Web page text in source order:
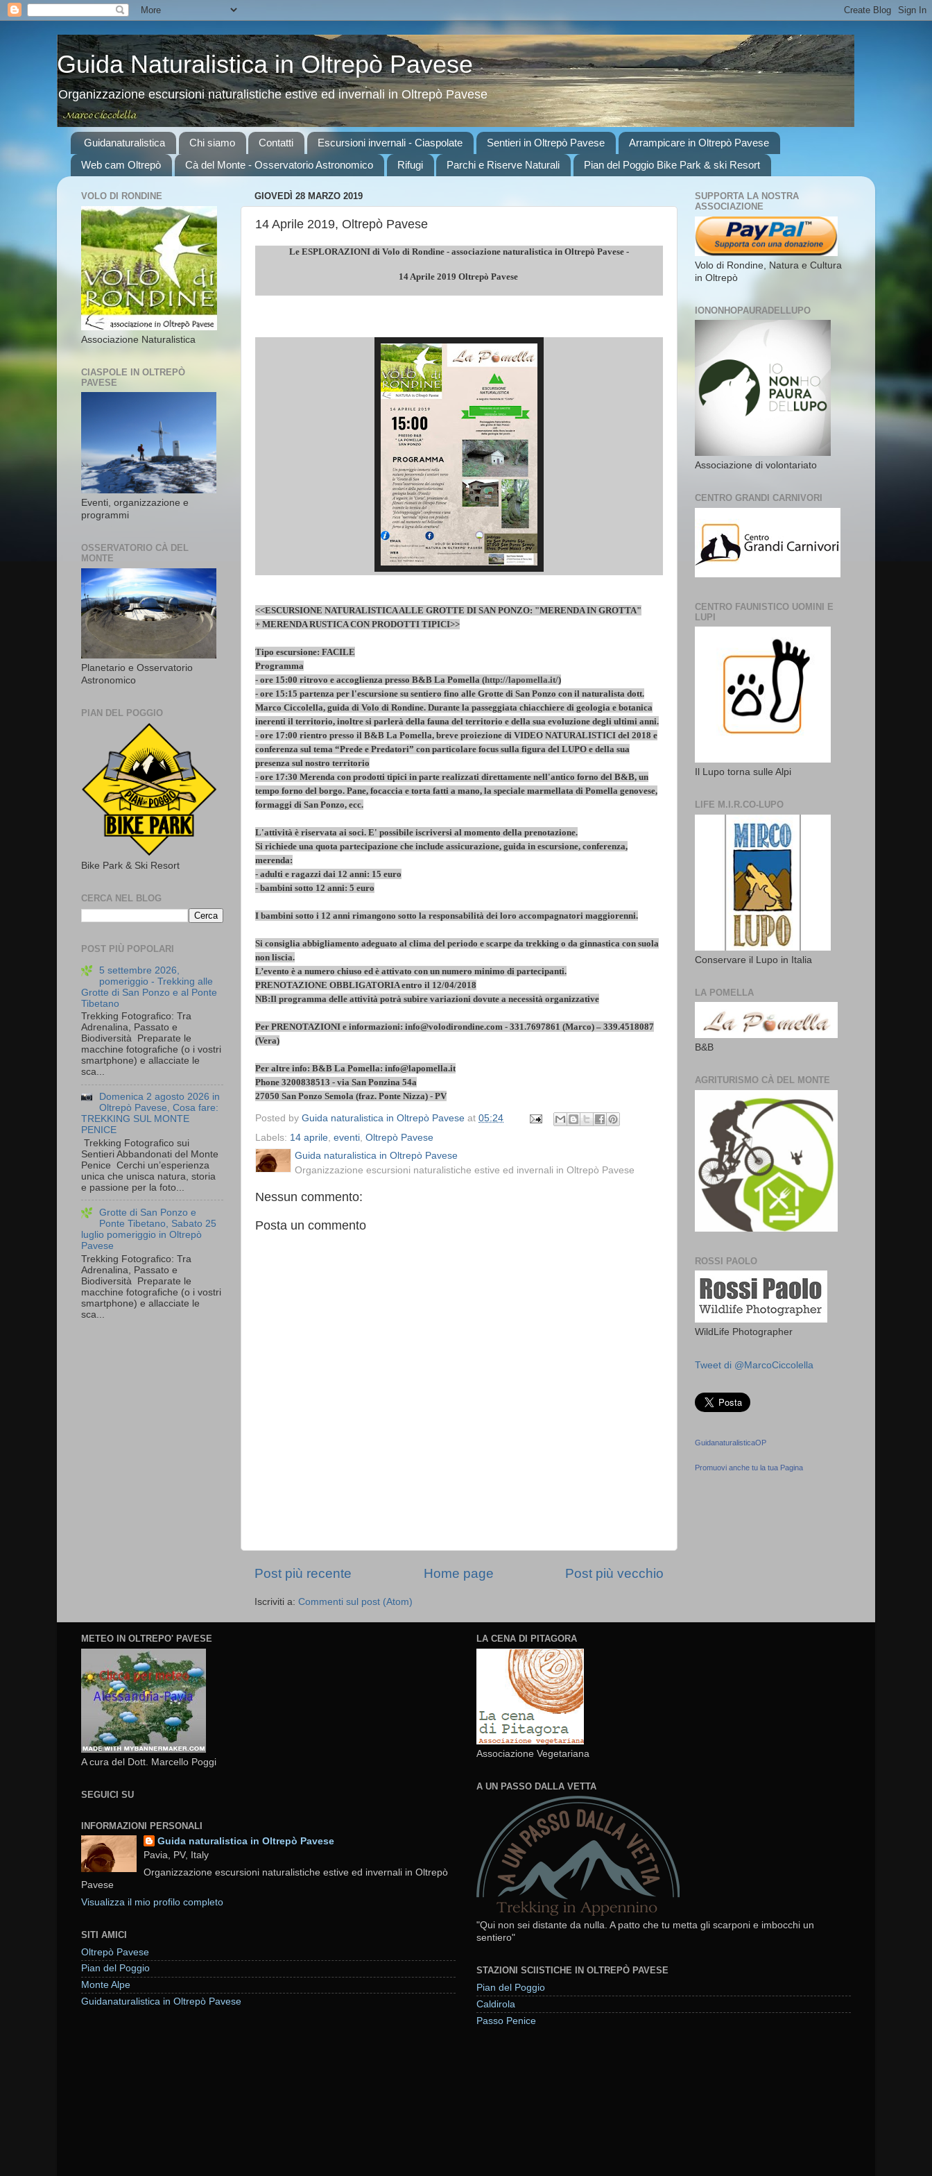
Guida Naturalistica in Oltrepò Pavese
Organizzazione escursioni naturalistiche estive ed invernali in Oltrepò Pavese
Guidanaturalistica Chi siamo Contatti Escursioni invernali - Ciaspolate Sentieri in Oltrepò Pavese
Arrampicare in Oltrepò Pavese
Web cam Oltrepò
Cà del Monte - Osservatorio Astronomico Rifugi Parchi e Riserve Naturali Pian del Poggio Bike Park & ski Resort
GIOVEDÌ 28 MARZO 2019
14 Aprile 2019, Oltrepò Pavese
Le ESPLORAZIONI di Volo di Rondine - associazione naturalistica in Oltrepò Pavese -
14 Aprile 2019 Oltrepò Pavese
<<ESCURSIONE NATURALISTICA ALLE GROTTE DI SAN PONZO: "MERENDA IN GROTTA"
+ MERENDA RUSTICA CON PRODOTTI TIPICI>>
Tipo escursione: FACILE
Programma
- ore 15:00 ritrovo e accoglienza presso B&B La Pomella (http://lapomella.it/)
- ore 15:15 partenza per l'escursione su sentiero fino alle Grotte di San Ponzo con il naturalista dott.
Marco Ciccolella, guida di Volo di Rondine. Durante la passeggiata chiacchiere di geologia e botanica
inerenti il territorio, inoltre si parlerà della fauna del territorio e della sua evoluzione degli ultimi anni.
- ore 17:00 rientro presso il B&B La Pomella, breve proiezione di VIDEO NATURALISTICI del 2018 e
conferenza sul tema “Prede e Predatori” con particolare focus sulla figura del LUPO e della sua
presenza sul nostro territorio
- ore 17:30 Merenda con prodotti tipici in parte realizzati direttamente nell'antico forno del B&B, un
tempo forno del borgo. Pane, focaccia e torta fatti a mano, la speciale marmellata di Pomella genovese,
formaggi di San Ponzo, ecc.
L'attività è riservata ai soci. E' possibile iscriversi al momento della prenotazione.
Si richiede una quota partecipazione che include assicurazione, guida in escursione, conferenza,
merenda:
- adulti e ragazzi dai 12 anni: 15 euro
- bambini sotto 12 anni: 5 euro
I bambini sotto i 12 anni rimangono sotto la responsabilità dei loro accompagnatori maggiorenni.
Si consiglia abbigliamento adeguato al clima del periodo e scarpe da trekking o da ginnastica con suola
non liscia.
L’evento è a numero chiuso ed è attivato con un numero minimo di partecipanti.
PRENOTAZIONE OBBLIGATORIA entro il 12/04/2018
NB:Il programma delle attività potrà subire variazioni dovute a necessità organizzative
Per PRENOTAZIONI e informazioni: info@volodirondine.com - 331.7697861 (Marco) – 339.4518087
(Vera)
Per altre info: B&B La Pomella: info@lapomella.it
Phone 3200838513 - via San Ponzina 54a
27050 San Ponzo Semola (fraz. Ponte Nizza) - PV
Posted by Guida naturalistica in Oltrepò Pavese at 05:24
Labels: 14 aprile eventi Oltrepò Pavese
Guida naturalistica in Oltrepò Pavese
Organizzazione escursioni naturalistiche estive ed invernali in Oltrepò Pavese
Nessun commento:
Posta un commento
Post più recente Post più vecchio
Home page
Iscriviti a: Commenti sul post (Atom)
VOLO DI RONDINE
Associazione Naturalistica
CIASPOLE IN OLTREPÒ
PAVESE
Eventi, organizzazione e
programmi
OSSERVATORIO CÀ DEL
MONTE
Planetario e Osservatorio
Astronomico
PIAN DEL POGGIO
Bike Park & Ski Resort
CERCA NEL BLOG
POST PIÙ POPOLARI
5 settembre 2026,
pomeriggio - Trekking alle
Grotte di San Ponzo e al Ponte
Tibetano
Trekking Fotografico: Tra
Adrenalina, Passato e
Biodiversità Preparate le
macchine fotografiche (o i vostri
smartphone) e allacciate le
sca...
Domenica 2 agosto 2026 in
Oltrepò Pavese, Cosa fare:
TREKKING SUL MONTE
PENICE
Trekking Fotografico sui
Sentieri Abbandonati del Monte
Penice Cerchi un’esperienza
unica che unisca natura, storia
e passione per la foto...
Grotte di San Ponzo e
Ponte Tibetano, Sabato 25
luglio pomeriggio in Oltrepò
Pavese
Trekking Fotografico: Tra
Adrenalina, Passato e
Biodiversità Preparate le
macchine fotografiche (o i vostri
smartphone) e allacciate le
sca...
SUPPORTA LA NOSTRA
ASSOCIAZIONE
Volo di Rondine, Natura e Cultura
in Oltrepò
IONONHOPAURADELLUPO
Associazione di volontariato
CENTRO GRANDI CARNIVORI
CENTRO FAUNISTICO UOMINI E
LUPI
Il Lupo torna sulle Alpi
LIFE M.I.R.CO-LUPO
Conservare il Lupo in Italia
LA POMELLA
B&B
AGRITURISMO CÀ DEL MONTE
ROSSI PAOLO
WildLife Photographer
Tweet di @MarcoCiccolella
GuidanaturalisticaOP
Promuovi anche tu la tua Pagina
METEO IN OLTREPO' PAVESE
A cura del Dott. Marcello Poggi
SEGUICI SU
INFORMAZIONI PERSONALI
Guida naturalistica in Oltrepò Pavese
Pavia, PV, Italy
Organizzazione escursioni naturalistiche estive ed invernali in Oltrepò
Pavese
Visualizza il mio profilo completo
SITI AMICI
Oltrepò Pavese
Pian del Poggio
Monte Alpe
Guidanaturalistica in Oltrepò Pavese
LA CENA DI PITAGORA
Associazione Vegetariana
A UN PASSO DALLA VETTA
"Qui non sei distante da nulla. A patto che tu metta gli scarponi e imbocchi un
sentiero"
STAZIONI SCIISTICHE IN OLTREPÒ PAVESE
Pian del Poggio
Caldirola
Passo Penice